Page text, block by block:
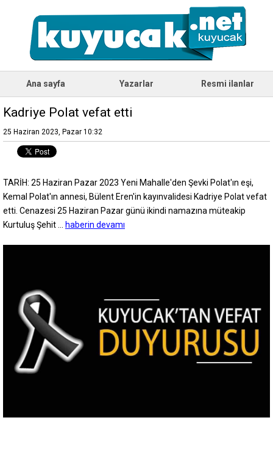
Ana sayfa Yazarlar Resmi ilanlar
Kadriye Polat vefat etti
25 Haziran 2023, Pazar 10:32
TARİH: 25 Haziran Pazar 2023 Yeni Mahalle'den Şevki Polat'ın eşi,
Kemal Polat'ın annesi, Bülent Eren'in kayınvalidesi Kadriye Polat vefat
etti. Cenazesi 25 Haziran Pazar günü ikindi namazına müteakip
Kurtuluş Şehit ...
haberin devamı